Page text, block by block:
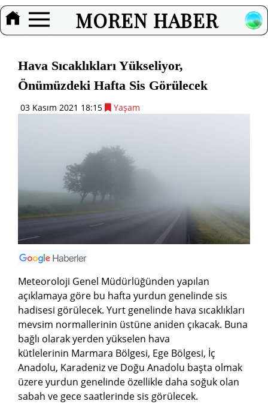
MOREN HABER
Hava Sıcaklıkları Yükseliyor,
Önümüzdeki Hafta Sis Görülecek
03 Kasım 2021 18:15 Yaşam
Meteoroloji Genel Müdürlüğünden yapılan
açıklamaya göre bu hafta yurdun genelinde sis
hadisesi görülecek. Yurt genelinde hava sıcaklıkları
mevsim normallerinin üstüne aniden çıkacak. Buna
bağlı olarak yerden yükselen hava
kütlelerinin Marmara Bölgesi, Ege Bölgesi, İç
Anadolu, Karadeniz ve Doğu Anadolu başta olmak
üzere yurdun genelinde özellikle daha soğuk olan
sabah ve gece saatlerinde sis görülecek.